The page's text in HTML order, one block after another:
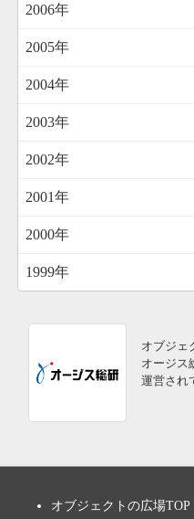
2006年
2005年
2004年
2003年
2002年
2001年
2000年
1999年
オブジェ
オージス
運営され
オブジェクトの広場TOP